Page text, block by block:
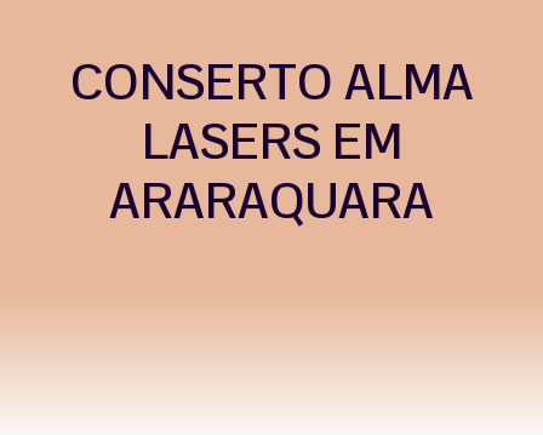
CONSERTO ALMA
LASERS EM
ARARAQUARA